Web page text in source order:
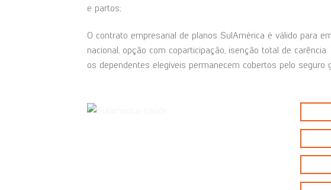
e partos;
O contrato empresarial de planos SulAmérica é válido para
nacional, opção com coparticipação, isenção total de
os dependentes elegíveis permanecem cobertos pelo seguro